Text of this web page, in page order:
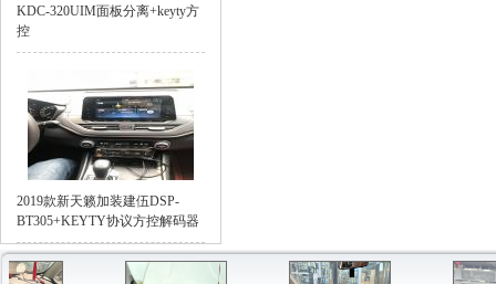
KDC-320UIM面板分离+keyty方
控
2019款新天籁加装建伍DSP-
BT305+KEYTY协议方控解码器